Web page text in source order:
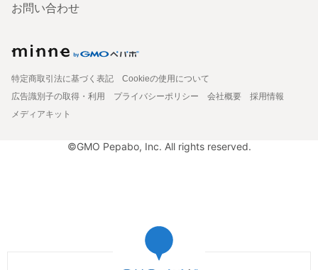
お問い合わせ
特定商取引法に基づく表記
Cookieの使用について
広告識別子の取得・利用
プライバシーポリシー 会社概要
採用情報
メディアキット
©GMO Pepabo, Inc. All rights reserved.